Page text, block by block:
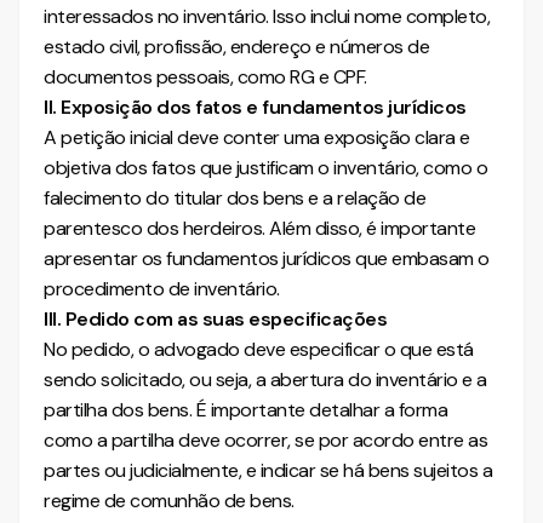
interessados no inventário. Isso inclui nome completo,
estado civil, profissão, endereço e números de
documentos pessoais, como RG e CPF.
II. Exposição dos fatos e fundamentos jurídicos
A petição inicial deve conter uma exposição clara e
objetiva dos fatos que justificam o inventário, como o
falecimento do titular dos bens e a relação de
parentesco dos herdeiros. Além disso, é importante
apresentar os fundamentos jurídicos que embasam o
procedimento de inventário.
III. Pedido com as suas especificações
No pedido, o advogado deve especificar o que está
sendo solicitado, ou seja, a abertura do inventário e a
partilha dos bens. É importante detalhar a forma
como a partilha deve ocorrer, se por acordo entre as
partes ou judicialmente, e indicar se há bens sujeitos a
regime de comunhão de bens.